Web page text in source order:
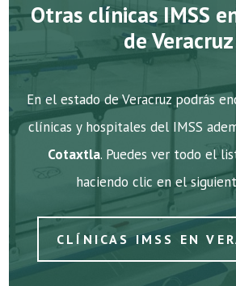
Otras clínicas IMSS
de
En el estado de Veracruz podrás
clínicas y hospitales del IMSS
Cotaxtla. Puedes ver todo el
haciendo clic en el
CLÍNICAS IMSS EN